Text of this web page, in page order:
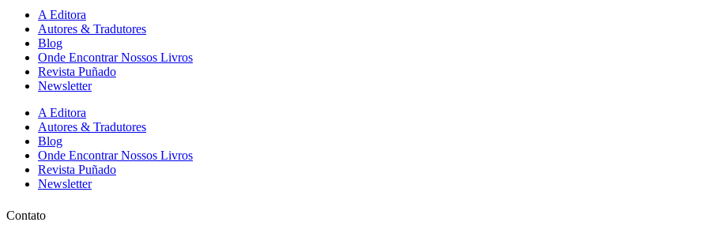
A Editora
Autores & Tradutores
Blog
Onde Encontrar Nossos Livros
Revista Puñado
Newsletter
A Editora
Autores & Tradutores
Blog
Onde Encontrar Nossos Livros
Revista Puñado
Newsletter
Contato